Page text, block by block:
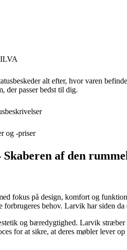
alt efter, hvor varen
der passer bedst til dig.
og -priser
af den
fokus på design, komfort og
behov. Larvik har siden
og bæredygtighed. Larvik
for at sikre, at deres møbler lever op